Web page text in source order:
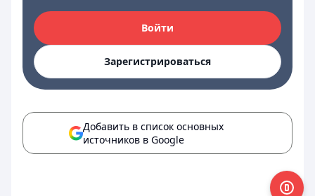
Войти
Зарегистрироваться
Добавить в список основных
источников в Google